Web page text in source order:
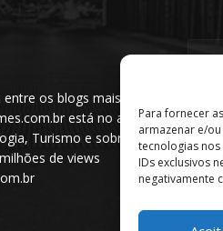
Para fornecer
armazenar e/
tecnologias
IDs exclusivos
negativamente
os blogs mais
está no ar
Turismo e sobre a
de views